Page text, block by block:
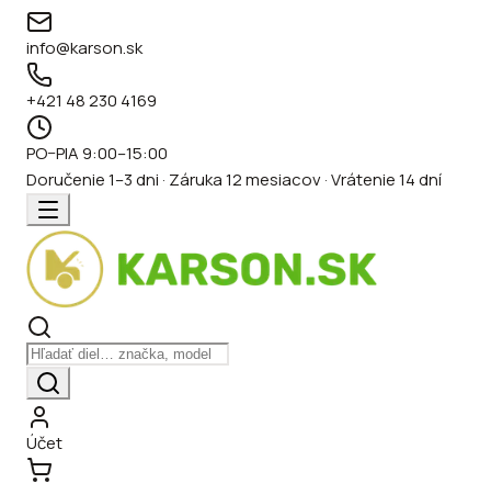
info@karson.sk
+421 48 230 4169
PO–PIA 9:00–15:00
Doručenie 1–3 dni · Záruka 12 mesiacov · Vrátenie 14 dní
Účet